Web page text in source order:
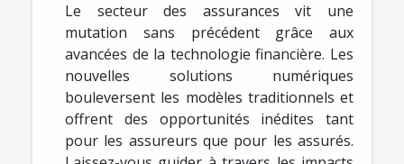
Le secteur des assurances vit une
mutation sans précédent grâce aux
avancées de la technologie financière. Les
nouvelles solutions numériques
bouleversent les modèles traditionnels et
offrent des opportunités inédites tant
pour les assureurs que pour les assurés.